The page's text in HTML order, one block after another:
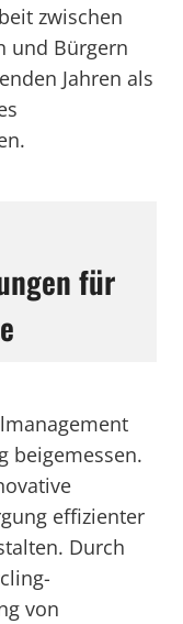
zwischen
und Bürgern
Jahren als
für
beigemessen.
effizienter
Durch
von